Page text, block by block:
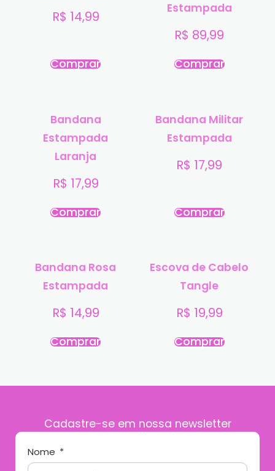
R$ 14,99
Comprar
Estampada
R$ 89,99
Comprar
Bandana
Estampada
Laranja
R$ 17,99
Comprar
Bandana Militar
Estampada
R$ 17,99
Comprar
Bandana Rosa
Estampada
R$ 14,99
Comprar
Escova de Cabelo
Tangle
R$ 19,99
Comprar
Cadastre-se em nossa newsletter
Nome